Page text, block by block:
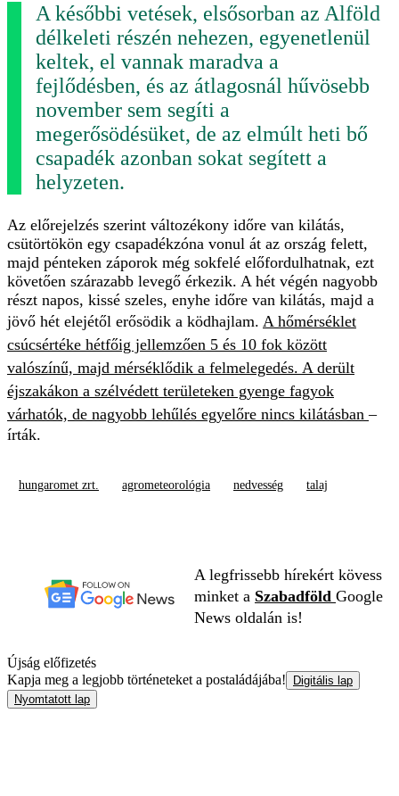
A későbbi vetések, elsősorban az Alföld
délkeleti részén nehezen, egyenetlenül
keltek, el vannak maradva a
fejlődésben, és az átlagosnál hűvösebb
november sem segíti a
megerősödésüket, de az elmúlt heti bő
csapadék azonban sokat segített a
helyzeten.
Az előrejelzés szerint változékony időre van kilátás,
csütörtökön egy csapadékzóna vonul át az ország felett,
majd pénteken záporok még sokfelé előfordulhatnak, ezt
követően szárazabb levegő érkezik. A hét végén nagyobb
részt napos, kissé szeles, enyhe időre van kilátás, majd a
jövő hét elejétől erősödik a ködhajlam. A hőmérséklet
csúcsértéke hétfőig jellemzően 5 és 10 fok között
valószínű, majd mérséklődik a felmelegedés. A derült
éjszakákon a szélvédett területeken gyenge fagyok
várhatók, de nagyobb lehűlés egyelőre nincs kilátásban–
írták.
hungaromet zrt. agrometeorológia nedvesség talaj
A legfrissebb hírekért kövess
minket a Szabadföld Google
News oldalán is!
Újság előfizetés
Kapja meg a legjobb történeteket a postaládájába!
Digitális lap
Nyomtatott lap